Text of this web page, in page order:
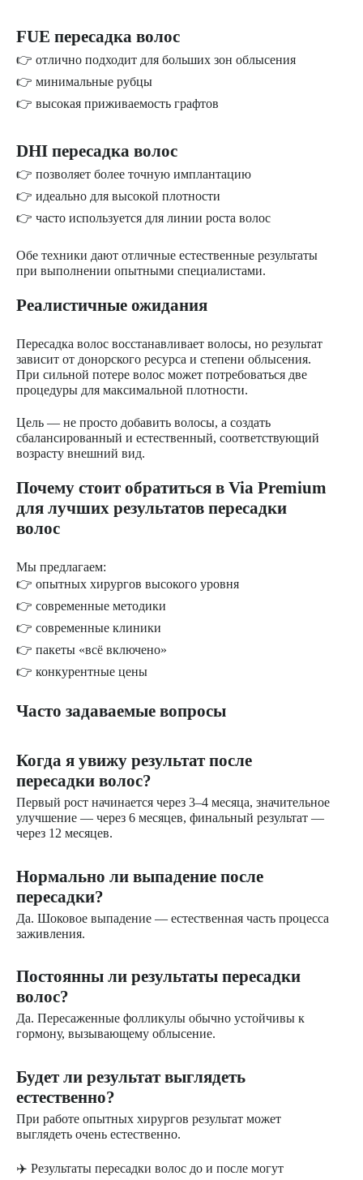
FUE пересадка волос
👉 отлично подходит для больших зон облысения
👉 минимальные рубцы
👉 высокая приживаемость графтов
DHI пересадка волос
👉 позволяет более точную имплантацию
👉 идеально для высокой плотности
👉 часто используется для линии роста волос
Обе техники дают отличные естественные результаты
при выполнении опытными специалистами.
Реалистичные ожидания
Пересадка волос восстанавливает волосы, но результат
зависит от донорского ресурса и степени облысения.
При сильной потере волос может потребоваться две
процедуры для максимальной плотности.
Цель — не просто добавить волосы, а создать
сбалансированный и естественный, соответствующий
возрасту внешний вид.
Почему стоит обратиться в Via Premium
для лучших результатов пересадки
волос
Мы предлагаем:
👉 опытных хирургов высокого уровня
👉 современные методики
👉 современные клиники
👉 пакеты «всё включено»
👉 конкурентные цены
Часто задаваемые вопросы
Когда я увижу результат после
пересадки волос?
Первый рост начинается через 3–4 месяца, значительное
улучшение — через 6 месяцев, финальный результат —
через 12 месяцев.
Нормально ли выпадение после
пересадки?
Да. Шоковое выпадение — естественная часть процесса
заживления.
Постоянны ли результаты пересадки
волос?
Да. Пересаженные фолликулы обычно устойчивы к
гормону, вызывающему облысение.
Будет ли результат выглядеть
естественно?
При работе опытных хирургов результат может
выглядеть очень естественно.
✈️ Результаты пересадки волос до и после могут